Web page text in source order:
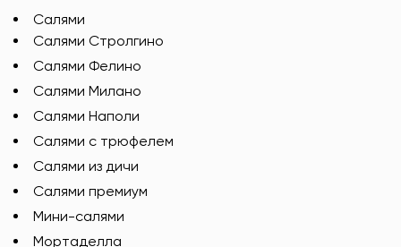
Салями
Салями Стролгино
Салями Фелино
Салями Милано
Салями Наполи
Салями с трюфелем
Салями из дичи
Салями премиум
Мини-салями
Мортаделла